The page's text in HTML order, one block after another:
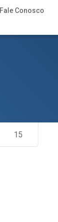
Fale Conosco
15